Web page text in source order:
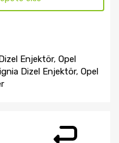
Enjektör, Opel
Dizel Enjektör, Opel